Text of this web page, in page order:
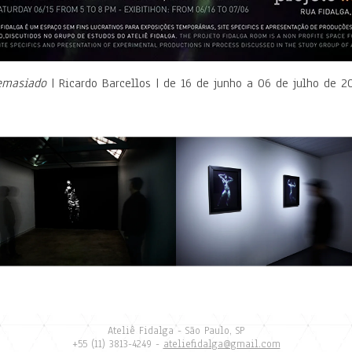
| Ricardo Barcellos | de 16 de junho a 06 de julho de
Demasiaco
Demasiado
Ateliê Fidalga - São Paulo, SP
+55 (11) 3813-4249 - ateliefidalga@gmail.com